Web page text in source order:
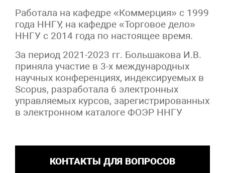
Работала на кафедре «Коммерция» с 1999
года ННГУ, на кафедре «Торговое дело»
ННГУ с 2014 года по настоящее время.
За период 2021-2023 гг. Большакова И.В.
приняла участие в 3-х международных
научных конференциях, индексируемых в
Scopus, разработала 6 электронных
управляемых курсов, зарегистрированных
в электронном каталоге ФОЭР ННГУ
КОНТАКТЫ ДЛЯ ВОПРОСОВ